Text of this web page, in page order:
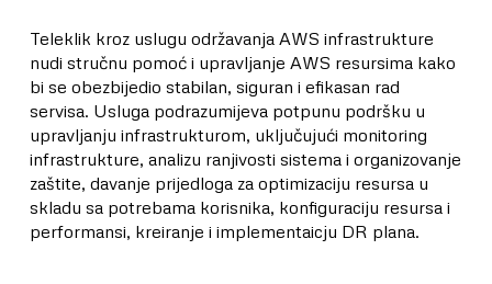
Teleklik kroz uslugu održavanja AWS infrastrukture
nudi stručnu pomoć i upravljanje AWS resursima kako
bi se obezbijedio stabilan, siguran i efikasan rad
servisa. Usluga podrazumijeva potpunu podršku u
upravljanju infrastrukturom, uključujući monitoring
infrastrukture, analizu ranjivosti sistema i organizovanje
zaštite, davanje prijedloga za optimizaciju resursa u
skladu sa potrebama korisnika, konfiguraciju resursa i
performansi, kreiranje i implementaicju DR plana.